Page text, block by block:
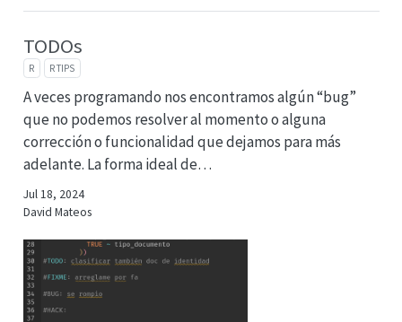
TODOs
R R TIPS
A veces programando nos encontramos algún “bug”
que no podemos resolver al momento o alguna
corrección o funcionalidad que dejamos para más
adelante. La forma ideal de…
Jul 18, 2024
David Mateos